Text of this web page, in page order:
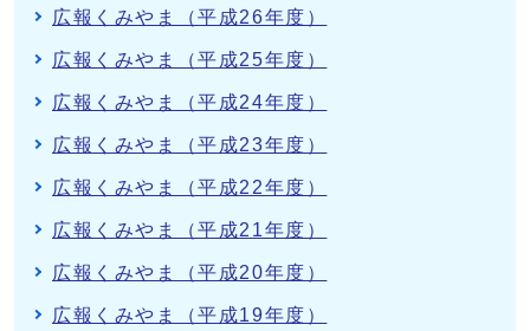
広報くみやま（平成26年度）
広報くみやま（平成25年度）
広報くみやま（平成24年度）
広報くみやま（平成23年度）
広報くみやま（平成22年度）
広報くみやま（平成21年度）
広報くみやま（平成20年度）
広報くみやま（平成19年度）